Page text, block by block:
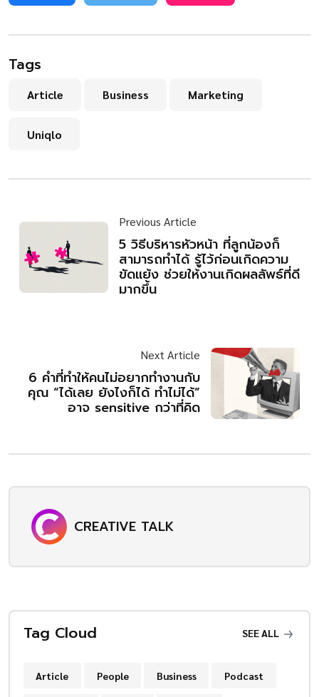
Tags
Article Business Marketing
Uniqlo
Previous Article
5 วิธีบริหารหัวหน้า ที่ลูกน้องก็
สามารถทำได้ รู้ไว้ก่อนเกิดความ
ขัดแย้ง ช่วยให้งานเกิดผลลัพธ์ที่ดี
มากขึ้น
Next Article
6 คำที่ทำให้คนไม่อยากทำงานกับ
คุณ “ได้เลย ยังไงก็ได้ ทำไม่ได้”
อาจ sensitive กว่าที่คิด
CREATIVE TALK
Tag Cloud SEE ALL
Article People Business Podcast